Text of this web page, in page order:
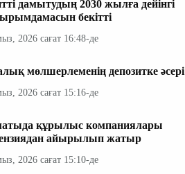
дамытудың 2030 жылға дейінгі
бекітті
2026 сағат 16:48-де
мөлшерлеменің депозитке әсері
2026 сағат 15:16-де
құрылыс компаниялары
айырылып жатыр
2026 сағат 15:10-де